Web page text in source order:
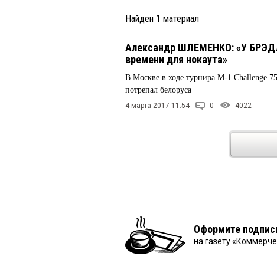
Найден 1 материал
Александр ШЛЕМЕНКО: «У
времени для нокаута»
В Москве в ходе турнира М-1 Challenge
потрепал белоруса
4 марта 2017 11:54 0 4022
Оформите
на газету